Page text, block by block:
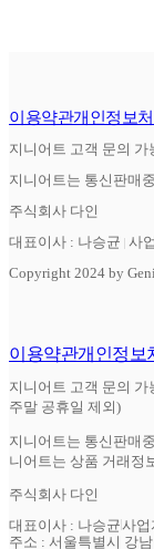
이용약관개인정보
지니어트 고객 문의 가
지니어트는 통신판매
주식회사 다인
대표이사 : 나승균 사
Copyright 2024 by
이용약관개인정보
지니어트 고객 문의 가
주말 공휴일 제외)
지니어트는 통신판매
니어트는 상품 거래정
주식회사 다인
대표이사 : 나승균사업
주소 : 서울특별시 강